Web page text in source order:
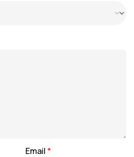
Email *